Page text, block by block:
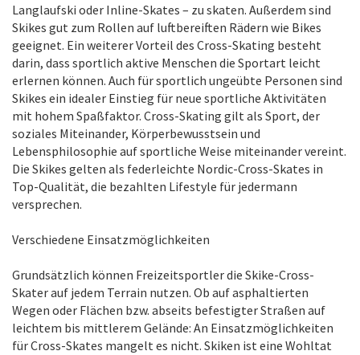
Langlaufski oder Inline-Skates – zu skaten. Außerdem sind
Skikes gut zum Rollen auf luftbereiften Rädern wie Bikes
geeignet. Ein weiterer Vorteil des Cross-Skating besteht
darin, dass sportlich aktive Menschen die Sportart leicht
erlernen können. Auch für sportlich ungeübte Personen sind
Skikes ein idealer Einstieg für neue sportliche Aktivitäten
mit hohem Spaßfaktor. Cross-Skating gilt als Sport, der
soziales Miteinander, Körperbewusstsein und
Lebensphilosophie auf sportliche Weise miteinander vereint.
Die Skikes gelten als federleichte Nordic-Cross-Skates in
Top-Qualität, die bezahlten Lifestyle für jedermann
versprechen.
Verschiedene Einsatzmöglichkeiten
Grundsätzlich können Freizeitsportler die Skike-Cross-
Skater auf jedem Terrain nutzen. Ob auf asphaltierten
Wegen oder Flächen bzw. abseits befestigter Straßen auf
leichtem bis mittlerem Gelände: An Einsatzmöglichkeiten
für Cross-Skates mangelt es nicht. Skiken ist eine Wohltat